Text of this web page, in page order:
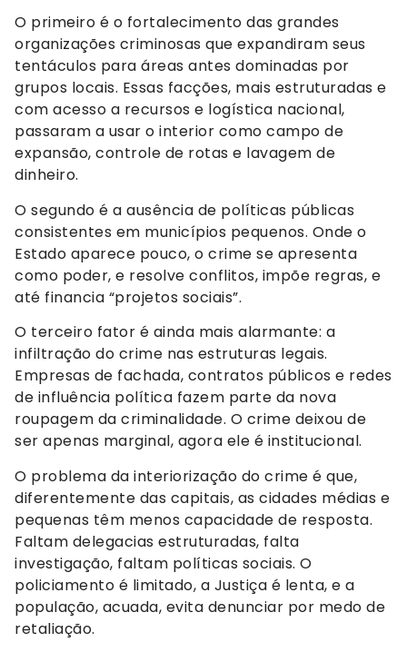
O primeiro é o fortalecimento das grandes
organizações criminosas que expandiram seus
tentáculos para áreas antes dominadas por
grupos locais. Essas facções, mais estruturadas e
com acesso a recursos e logística nacional,
passaram a usar o interior como campo de
expansão, controle de rotas e lavagem de
dinheiro.
O segundo é a ausência de políticas públicas
consistentes em municípios pequenos. Onde o
Estado aparece pouco, o crime se apresenta
como poder, e resolve conflitos, impõe regras, e
até financia “projetos sociais”.
O terceiro fator é ainda mais alarmante: a
infiltração do crime nas estruturas legais.
Empresas de fachada, contratos públicos e redes
de influência política fazem parte da nova
roupagem da criminalidade. O crime deixou de
ser apenas marginal, agora ele é institucional.
O problema da interiorização do crime é que,
diferentemente das capitais, as cidades médias e
pequenas têm menos capacidade de resposta.
Faltam delegacias estruturadas, falta
investigação, faltam políticas sociais. O
policiamento é limitado, a Justiça é lenta, e a
população, acuada, evita denunciar por medo de
retaliação.